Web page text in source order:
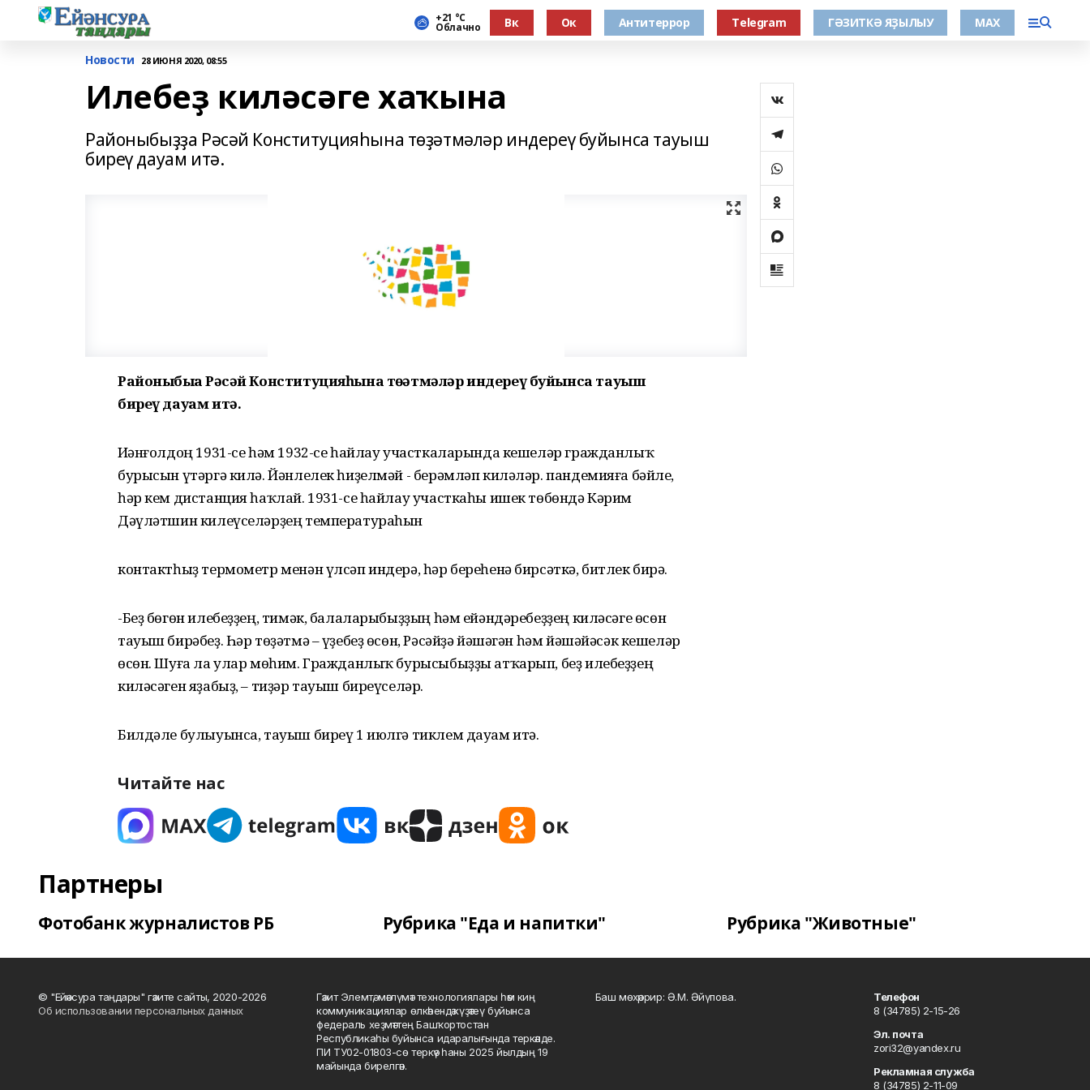
+21 °С
Облачно Вк Ок Антитеррор Тelegram ГӘЗИТКӘ ЯҘЫЛЫУ МАХ
Новости 28 ИЮНЯ 2020, 08:55
Илебеҙ киләсәге хаҡына
Районыбыҙҙа Рәсәй Конституцияһына төҙәтмәләр индереү буйынса тауыш
биреү дауам итә.
Районыбыҙҙа Рәсәй Конституцияһына төҙәтмәләр индереү буйынса тауыш
биреү дауам итә.
Иҫәнғолдоң 1931-се һәм 1932-се һайлау участкаларында кешеләр гражданлыҡ
бурысын үтәргә килә. Йәнлелек һиҙелмәй - берәмләп киләләр. пандемияға бәйле,
һәр кем дистанция һаҡлай. 1931-се һайлау участкаһы ишек төбөндә Кәрим
Дәүләтшин килеүселәрҙең температураһын
контактһыҙ термометр менән үлсәп индерә, һәр береһенә бирсәткә, битлек бирә.
-Беҙ бөгөн илебеҙҙең, тимәк, балаларыбыҙҙың һәм ейәндәребеҙҙең киләсәге өсөн
тауыш бирәбеҙ. Һәр төҙәтмә – үҙебеҙ өсөн, Рәсәйҙә йәшәгән һәм йәшәйәсәк кешеләр
өсөн. Шуға ла улар мөһим. Гражданлыҡ бурысыбыҙҙы атҡарып, беҙ илебеҙҙең
киләсәген яҙабыҙ, – тиҙәр тауыш биреүселәр.
Билдәле булыуынса, тауыш биреү 1 июлгә тиклем дауам итә.
Читайте нас
Партнеры
Фотобанк журналистов РБ Рубрика "Еда и напитки" Рубрика "Животные"
© "Ейәнсура таңдары" гәзите сайты, 2020-2026
Об использовании персональных данных
Гәзит Элемтә, мәғлүмәт технологиялары һәм киң
коммуникациялар өлкәһендә күҙәтеү буйынса
федераль хеҙмәттең Башҡортостан
Республикаһы буйынса идаралығында теркәлде.
ПИ ТУ02-01803-сө теркәү һаны 2025 йылдың 19
майында бирелгән.
Баш мөхәррир: Ә.М. Әйүпова.
Телефон
8 (34785) 2-15-26
Эл. почта
zori32@yandex.ru
Рекламная служба
8 (34785) 2-11-09